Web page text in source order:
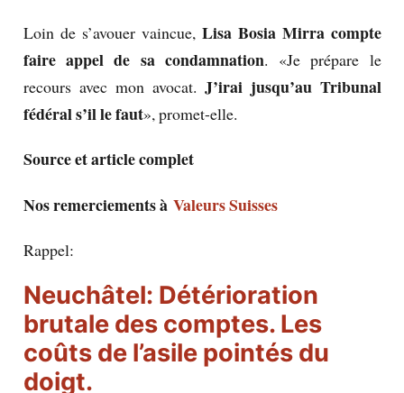
Loin de s’avouer vaincue, Lisa Bosia Mirra compte
faire appel de sa condamnation. «Je prépare le
recours avec mon avocat. J’irai jusqu’au Tribunal
fédéral s’il le faut», promet-elle.
Source et article complet
Nos remerciements à Valeurs Suisses
Rappel:
Neuchâtel: Détérioration
brutale des comptes. Les
coûts de l’asile pointés du
doigt.